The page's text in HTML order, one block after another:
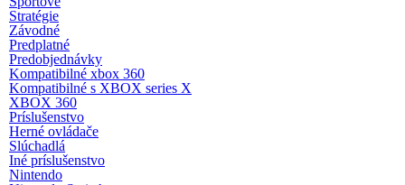
Stratégie
Závodné
Predplatné
Predobjednávky
Kompatibilné xbox 360
Kompatibilné s XBOX series X
XBOX 360
Príslušenstvo
Herné ovládače
Slúchadlá
Iné príslušenstvo
Nintendo